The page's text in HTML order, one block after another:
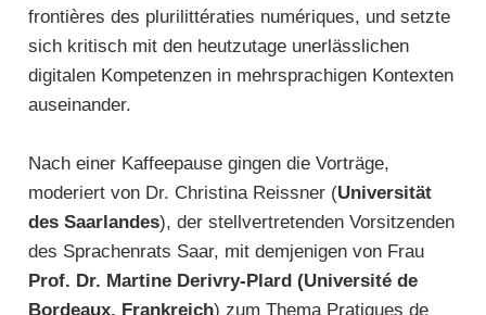
frontières des plurilittératies numériques, und setzte
sich kritisch mit den heutzutage unerlässlichen
digitalen Kompetenzen in mehrsprachigen Kontexten
auseinander.
Nach einer Kaffeepause gingen die Vorträge,
moderiert von Dr. Christina Reissner (Universität
des Saarlandes), der stellvertretenden Vorsitzenden
des Sprachenrats Saar, mit demjenigen von Frau
Prof. Dr. Martine Derivry-Plard (Université de
Bordeaux, Frankreich) zum Thema Pratiques de